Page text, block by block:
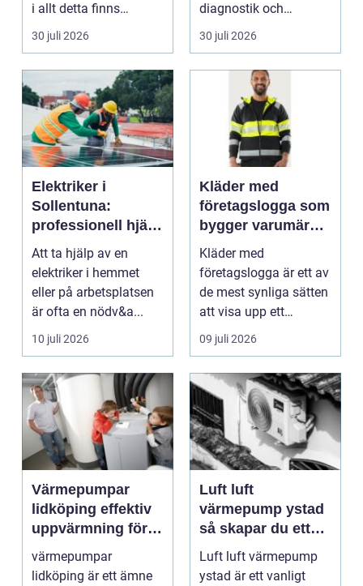
i allt detta finns
riskutbild...
30 juli 2026
diagnostik och
veterinärmedicin. När
blod...
30 juli 2026
Elektriker i
Sollentuna:
professionell hjälp
när du behöver det
Att ta hjälp av en
elektriker i hemmet
eller på arbetsplatsen
är ofta en nödv&a...
10 juli 2026
Kläder med
företagslogga som
bygger varumärke
i vardagen
Kläder med
företagslogga är ett av
de mest synliga sätten
att visa upp ett
varum...
09 juli 2026
Värmepumpar
lidköping effektiv
uppvärmning för
hus och
fastigheter
värmepumpar
lidköping är ett ämne
Luft luft
värmepump ystad
så skapar du ett
behagligt
inomhusklimat
Luft luft värmepump
ystad är ett vanligt